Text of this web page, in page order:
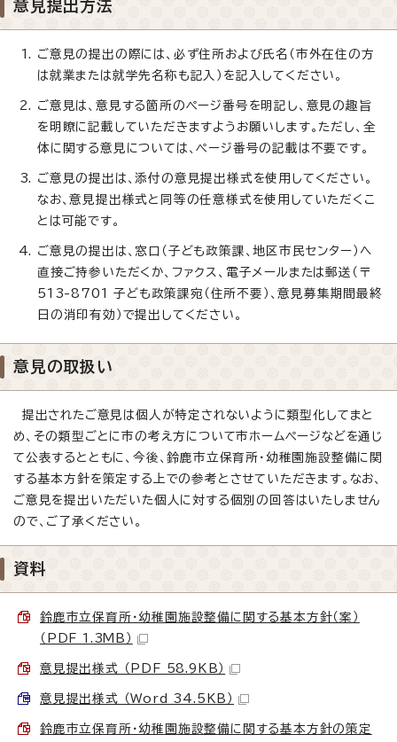
意見提出方法
ご意見の提出の際には、必ず住所および氏名（市外在住の方
は就業または就学先名称も記入）を記入してください。
ご意見は、意見する箇所のページ番号を明記し、意見の趣旨
を明瞭に記載していただきますようお願いします。ただし、全
体に関する意見については、ページ番号の記載は不要です。
ご意見の提出は、添付の意見提出様式を使用してください。
なお、意見提出様式と同等の任意様式を使用していただくこ
とは可能です。
ご意見の提出は、窓口（子ども政策課、地区市民センター）へ
直接ご持参いただくか、ファクス、電子メールまたは郵送（〒
513-8701 子ども政策課宛（住所不要）、意見募集期間最終
日の消印有効）で提出してください。
意見の取扱い
提出されたご意見は個人が特定されないように類型化してまと
め、その類型ごとに市の考え方について市ホームページなどを通じ
て公表するとともに、今後、鈴鹿市立保育所・幼稚園施設整備に関
する基本方針を策定する上での参考とさせていただきます。なお、
ご意見を提出いただいた個人に対する個別の回答はいたしません
ので、ご了承ください。
資料
鈴鹿市立保育所・幼稚園施設整備に関する基本方針（案）
（PDF 1.3MB）
意見提出様式 （PDF 58.9KB）
意見提出様式 （Word 34.5KB）
鈴鹿市立保育所・幼稚園施設整備に関する基本方針の策定